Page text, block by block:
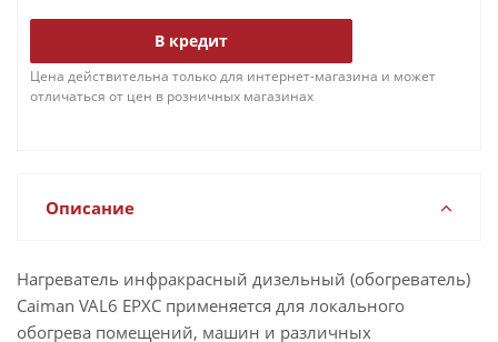
В кредит
Цена действительна только для интернет-магазина и может
отличаться от цен в розничных магазинах
Описание
Нагреватель инфракрасный дизельный (обогреватель)
Caiman VAL6 EPXC применяется для локального
обогрева помещений, машин и различных